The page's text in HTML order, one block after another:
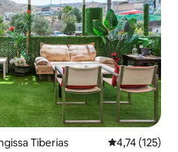
Tiberias
4,74 (125)